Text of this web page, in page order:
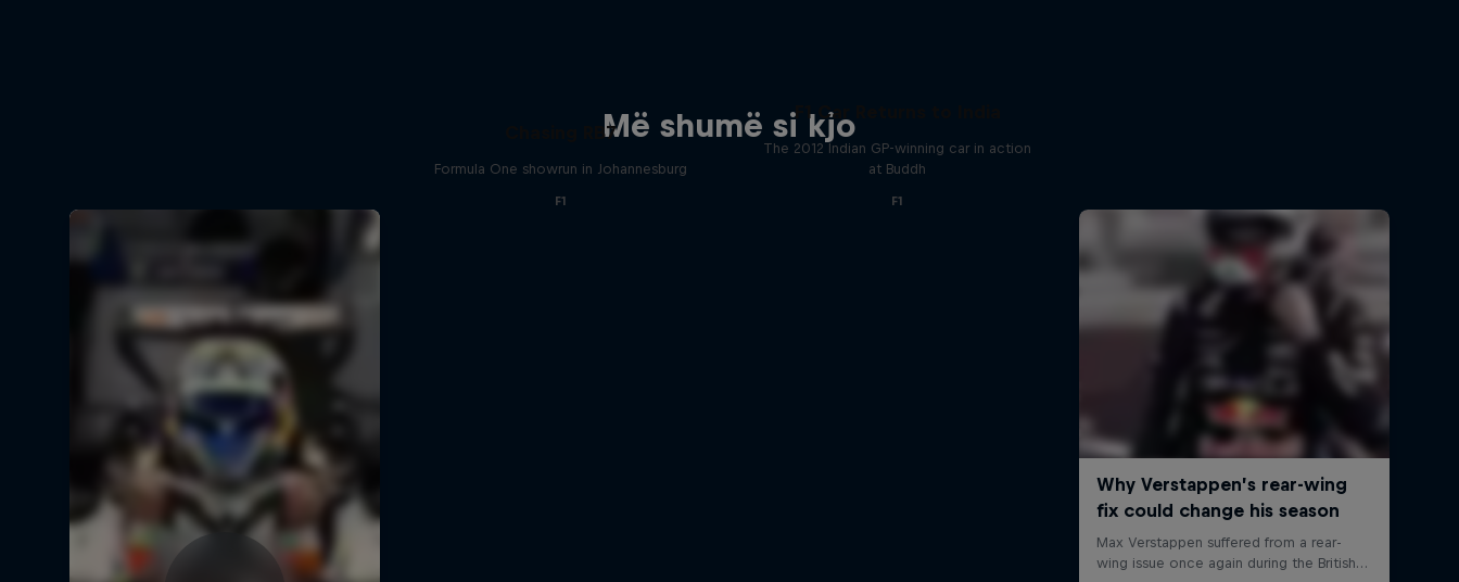
Më shumë si kjo
Chasing RB7
Formula One showrun in Johannesburg
F1
F1 Car Returns to India
The 2012 Indian GP-winning car in action
at Buddh
F1